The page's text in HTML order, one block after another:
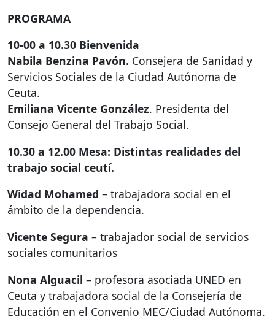
PROGRAMA
10-00 a 10.30 Bienvenida
Nabila Benzina Pavón. Consejera de Sanidad y
Servicios Sociales de la Ciudad Autónoma de
Ceuta.
Emiliana Vicente González. Presidenta del
Consejo General del Trabajo Social.
10.30 a 12.00 Mesa: Distintas realidades del
trabajo social ceutí.
Widad Mohamed – trabajadora social en el
ámbito de la dependencia.
Vicente Segura – trabajador social de servicios
sociales comunitarios
Nona Alguacil – profesora asociada UNED en
Ceuta y trabajadora social de la Consejería de
Educación en el Convenio MEC/Ciudad Autónoma.